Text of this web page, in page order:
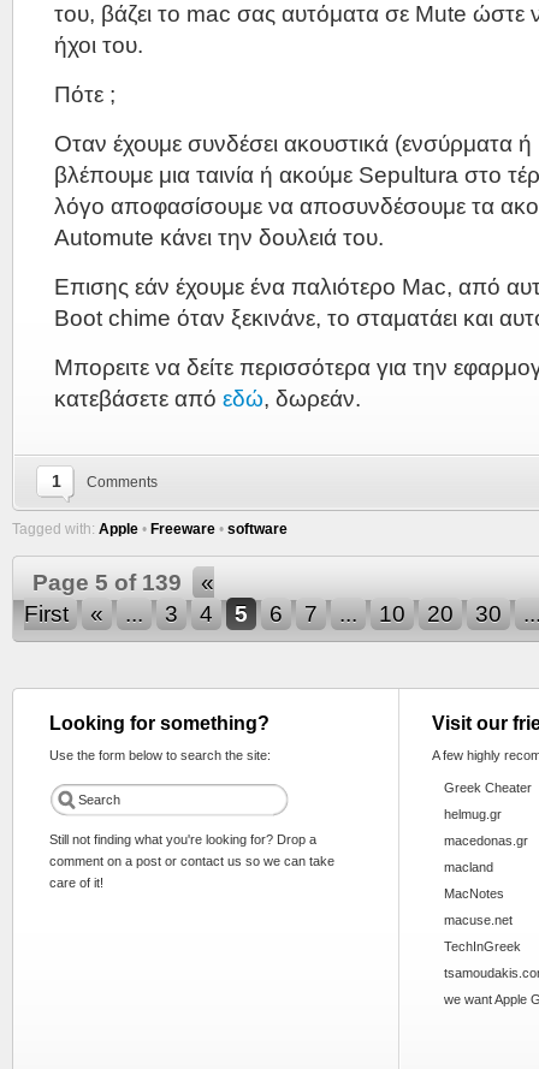
του, βάζει το mac σας αυτόματα σε Mute ώστε
ήχοι του.
Πότε ;
Οταν έχουμε συνδέσει ακουστικά (ενσύρματα
βλέπουμε μια ταινία ή ακούμε Sepultura στο
λόγο αποφασίσουμε να αποσυνδέσουμε τα
Automute κάνει την δουλειά του.
Επισης εάν έχουμε ένα παλιότερο Mac, από
Boot chime όταν ξεκινάνε, το σταματάει και
Μπορειτε να δείτε περισσότερα για την
κατεβάσετε από εδώ, δωρεάν.
1 Comments
Tagged with: Apple • Freeware • software
Page 5 of 139
«
First
« ... 3 4 5 6 7 ... 10 20 30
Looking for something?
Use the form below to search the site:
Still not finding what you're looking for? Drop a
comment on a post or contact us so we can take
care of it!
Visit our
A few highly
Greek Cheater
helmug.gr
macedonas.gr
macland
MacNotes
macuse.net
TechInGreek
we want Apple